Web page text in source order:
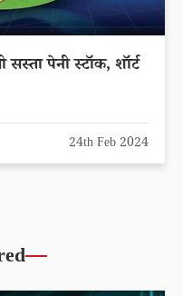
पेनी स्टॉक, शॉर्ट
24th Feb 2024